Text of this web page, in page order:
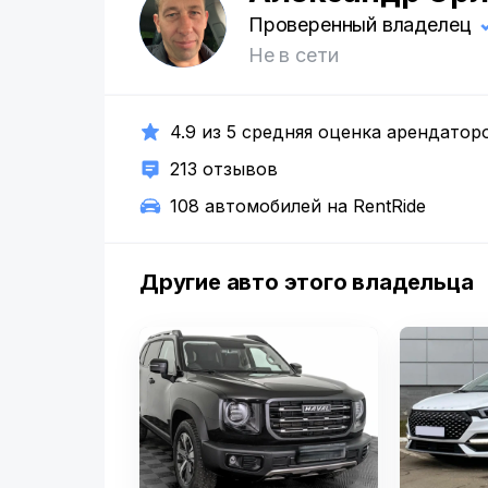
А
Проверенный владелец
Не в сети
4.9 из 5 средняя оценка
213 отзывов
108 автомобилей на RentRide
Другие авто этого владельца